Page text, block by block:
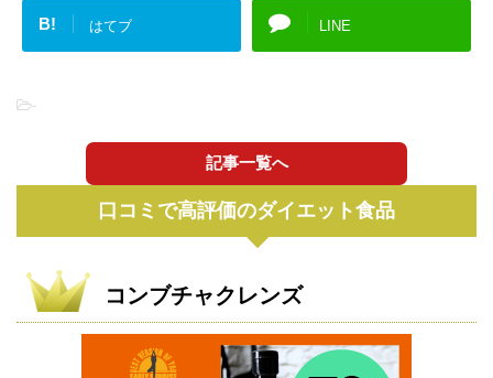
B! はてブ LINE
-
記事一覧へ
口コミで高評価のダイエット食品
コンブチャクレンズ